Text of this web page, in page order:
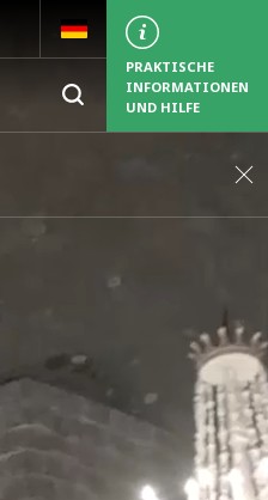
PRAKTISCHE
INFORMATIONEN
UND HILFE